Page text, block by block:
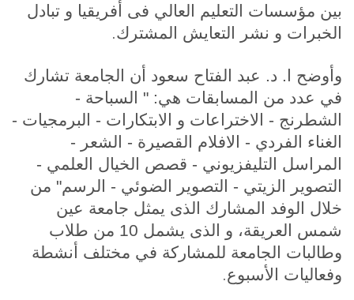
بين مؤسسات التعليم العالي فى أفريقيا و تبادل
الخبرات و نشر التعايش المشترك.
وأوضح ا. د. عبد الفتاح سعود أن الجامعة تشارك
في عدد من المسابقات هي: " السباحة -
الشطرنج - الاختراعات و الابتكارات - البرمجيات -
الغناء الفردي - الافلام القصيرة - الشعر -
المراسل التليفزيوني - قصص الخيال العلمي -
التصوير الزيتي - التصوير الضوئي - الرسم" من
خلال الوفد المشارك الذى يمثل جامعة عين
شمس العريقة، و الذى يشمل 10 من طلاب
وطالبات الجامعة للمشاركة في مختلف أنشطة
وفعاليات الأسبوع.